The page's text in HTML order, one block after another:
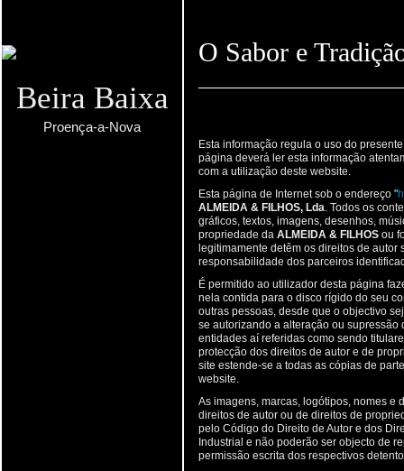
Beira Baixa
Proença-a-Nova
O Sabor e
Esta informação regula o uso do
página deverá ler esta informação
com a utilização deste website.
Esta página de Internet sob o endereço "
ALMEIDA & FILHOS, Lda. Todos os
gráficos, textos, imagens, desenhos,
propriedade da ALMEIDA & FILHOS ou
legitimamente detêm os direitos de
responsabilidade dos parceiros
É permitido ao utilizador desta página
nela contida para o disco rígido do seu
outras pessoas, desde que o objectivo
se autorizando a alteração ou supressão
entidades aí referidas como sendo
protecção dos direitos de autor e de
site estende-se a todas as cópias de
website.
As imagens, marcas, logótipos, nomes e
direitos de autor ou de direitos de
pelo Código do Direito de Autor e dos
Industrial e não poderão ser objecto de
permissão escrita dos respectivos